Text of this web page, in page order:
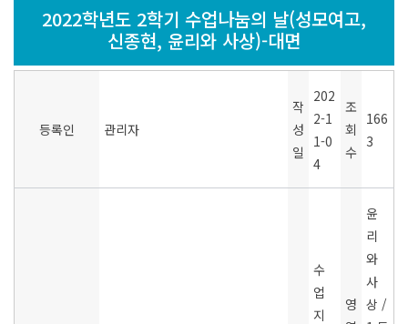
2022학년도 2학기 수업나눔의 날(성모여고,
신종현, 윤리와 사상)-대면
등록인 관리자
작
성
일
202
2-1
1-0
4
조
회
수
166
3
수
업
지
영
윤
리
와
사
상 /